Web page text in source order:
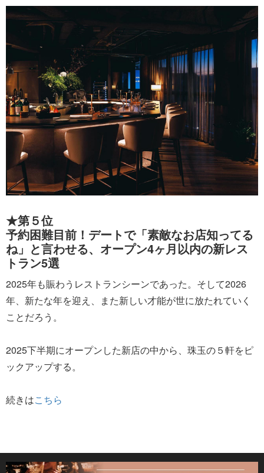
★第５位
予約困難目前！デートで「素敵なお店知ってる
ね」と言わせる、オープン4ヶ月以内の新レス
トラン5選
2025年も賑わうレストランシーンであった。そして2026
年、新たな年を迎え、また新しい才能が世に放たれていく
ことだろう。
2025下半期にオープンした新店の中から、珠玉の５軒をピ
ックアップする。
続きはこちら